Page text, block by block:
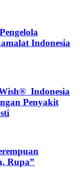
Indonesia
Indonesia
Penyakit
Rupa”